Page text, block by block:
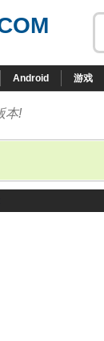
Android 游戏
本!